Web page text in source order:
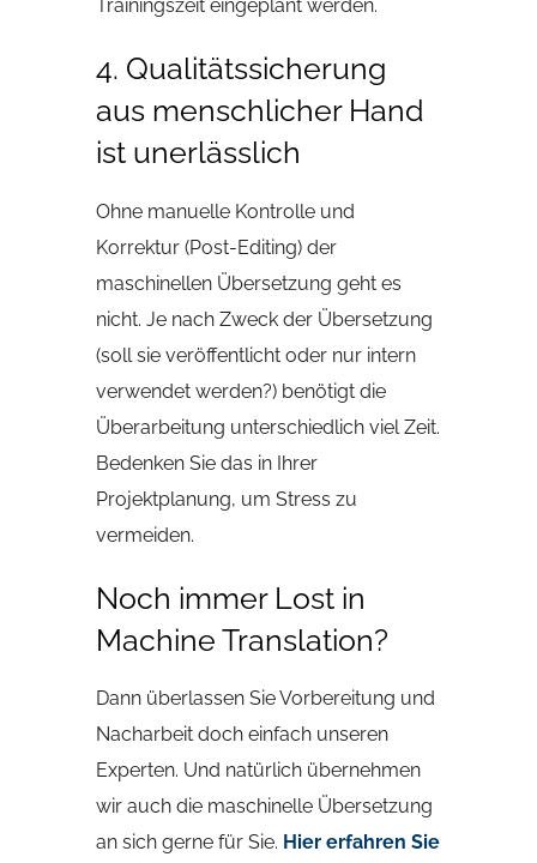
Trainingszeit eingeplant werden.
4. Qualitätssicherung
aus menschlicher Hand
ist unerlässlich
Ohne manuelle Kontrolle und
Korrektur (Post-Editing) der
maschinellen Übersetzung geht es
nicht. Je nach Zweck der Übersetzung
(soll sie veröffentlicht oder nur intern
verwendet werden?) benötigt die
Überarbeitung unterschiedlich viel Zeit.
Bedenken Sie das in Ihrer
Projektplanung, um Stress zu
vermeiden.
Noch immer Lost in
Machine Translation?
Dann überlassen Sie Vorbereitung und
Nacharbeit doch einfach unseren
Experten. Und natürlich übernehmen
wir auch die maschinelle Übersetzung
an sich gerne für Sie. Hier erfahren Sie